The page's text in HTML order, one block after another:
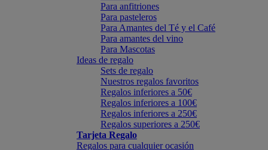
Para anfitriones
Para pasteleros
Para Amantes del Té y el Café
Para amantes del vino
Para Mascotas
Ideas de regalo
Sets de regalo
Nuestros regalos favoritos
Regalos inferiores a 50€
Regalos inferiores a 100€
Regalos inferiores a 250€
Regalos superiores a 250€
Tarjeta Regalo
Regalos para cualquier ocasión